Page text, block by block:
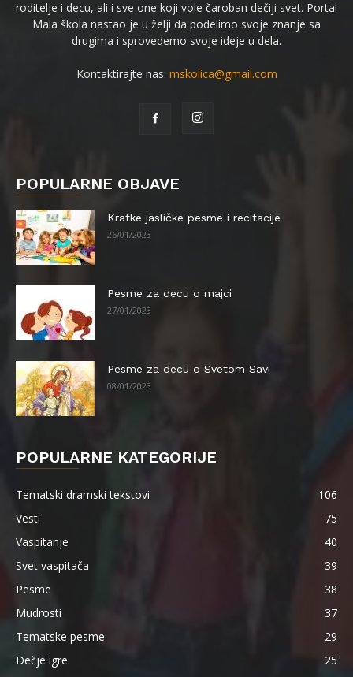
roditelje i decu, ali i sve one koji vole čaroban dečiji svet. Portal
Mala škola nastao je u želji da podelimo svoje znanje sa
drugima i sprovedemo svoje ideje u dela.
Kontaktirajte nas: mskolica@gmail.com
POPULARNE OBJAVE
Kratke jasličke pesme i recitacije
26/01/2023
Pesme za decu o majci
27/01/2023
Pesme za decu o Svetom Savi
08/01/2023
POPULARNE KATEGORIJE
Tematski dramski tekstovi
106
Vesti
75
Vaspitanje
40
Svet vaspitača
39
Pesme
38
Mudrosti
37
Tematske pesme
29
Dečje igre
25